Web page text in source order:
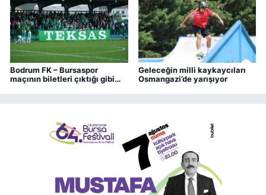
Bodrum FK – Bursaspor
maçının biletleri çıktığı gibi
Geleceğin milli kaykaycıları
Osmangazi’de yarışıyor